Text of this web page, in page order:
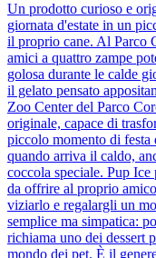
Un prodotto curioso e
giornata d'estate in un
il proprio cane. Al Parco
amici a quattro zampe
golosa durante le calde
il gelato pensato
Zoo Center del Parco
originale, capace di
piccolo momento di festa
quando arriva il caldo,
coccola speciale. Pup Ice
da offrire al proprio
viziarlo e regalargli un
semplice ma simpatica:
richiama uno dei dessert
mondo dei pet. È il